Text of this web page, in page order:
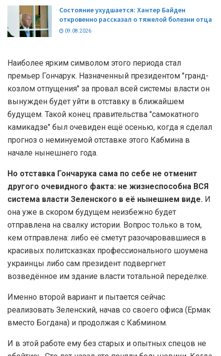
Состояние ухудшается: Хантер Байден
откровенно рассказал о тяжелой болезни отца
09.08.2026
Наиболее ярким символом этого периода стал
премьер Гончарук. Назначенный президентом "гранд-
козлом отпущения" за провал всей системы власти он
вынужден будет уйти в отставку в ближайшем
будущем. Такой конец правительства "самокатного
камикадзе" был очевиден ещё осенью, когда я сделал
прогноз о неминуемой отставке этого Кабмина в
начале нынешнего года.
Но отставка Гончарука сама по себе не отменит
другого очевидного факта: не жизнеспособна ВСЯ
система власти Зеленского в её нынешнем виде. И
она уже в скором будущем неизбежно будет
отправлена на свалку истории. Вопрос только в том,
кем отправлена: либо её сметут разочаровавшиеся в
красивых политсказках профессионального шоумена
украинцы либо сам президент подвергнет
возведённое им здание власти тотальной переделке.
Именно второй вариант и пытается сейчас
реализовать Зеленский, начав со своего офиса (Ермак
вместо Богдана) и продолжая с Кабмином.
И в этой работе ему без старых и опытных спецов не